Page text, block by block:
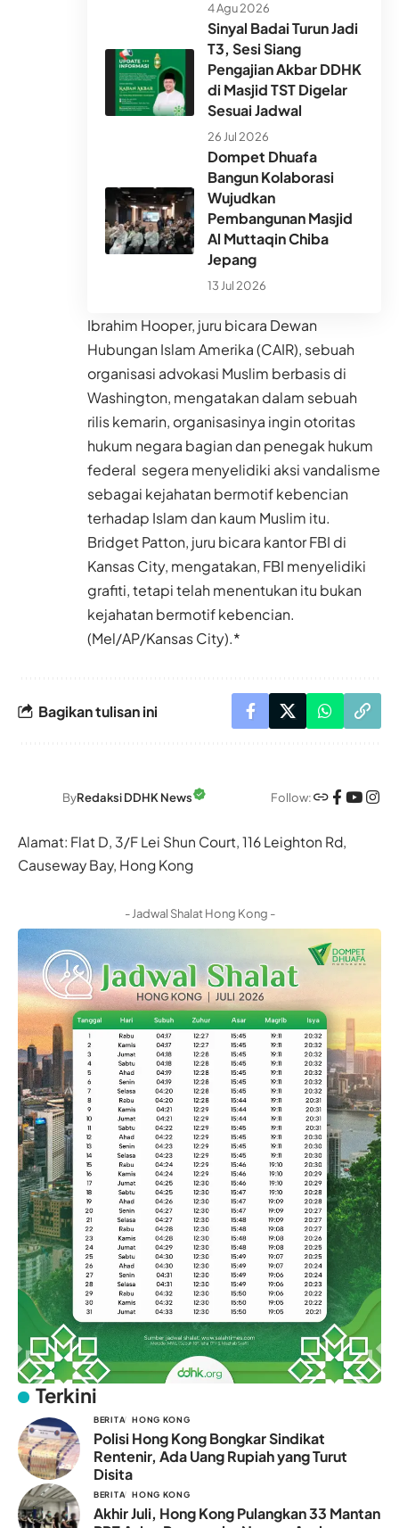
4 Agu 2026
Sinyal Badai Turun Jadi
T3, Sesi Siang
Pengajian Akbar DDHK
di Masjid TST Digelar
Sesuai Jadwal
26 Jul 2026
Dompet Dhuafa
Bangun Kolaborasi
Wujudkan
Pembangunan Masjid
Al Muttaqin Chiba
Jepang
13 Jul 2026
Ibrahim Hooper, juru bicara Dewan
Hubungan Islam Amerika (CAIR), sebuah
organisasi advokasi Muslim berbasis di
Washington, mengatakan dalam sebuah
rilis kemarin, organisasinya ingin otoritas
hukum negara bagian dan penegak hukum
federal segera menyelidiki aksi vandalisme
sebagai kejahatan bermotif kebencian
terhadap Islam dan kaum Muslim itu.
Bridget Patton, juru bicara kantor FBI di
Kansas City, mengatakan, FBI menyelidiki
grafiti, tetapi telah menentukan itu bukan
kejahatan bermotif kebencian.
(Mel/AP/Kansas City).*
Bagikan tulisan ini
ByRedaksi DDHK News Follow:
Alamat: Flat D, 3/F Lei Shun Court, 116 Leighton Rd,
Causeway Bay, Hong Kong
- Jadwal Shalat Hong Kong -
Terkini
BERITA HONG KONG
Polisi Hong Kong Bongkar Sindikat
Rentenir, Ada Uang Rupiah yang Turut
Disita
BERITA HONG KONG
Akhir Juli, Hong Kong Pulangkan 33 Mantan